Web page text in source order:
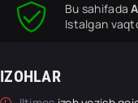
Bu sahifada
Istalgan
IZOHLAR